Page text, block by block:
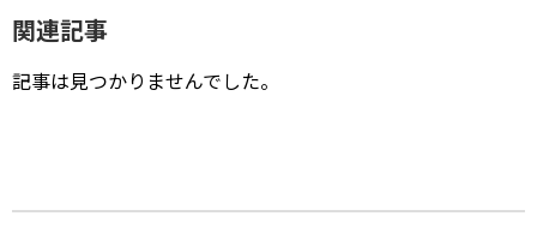
関連記事
記事は見つかりませんでした。